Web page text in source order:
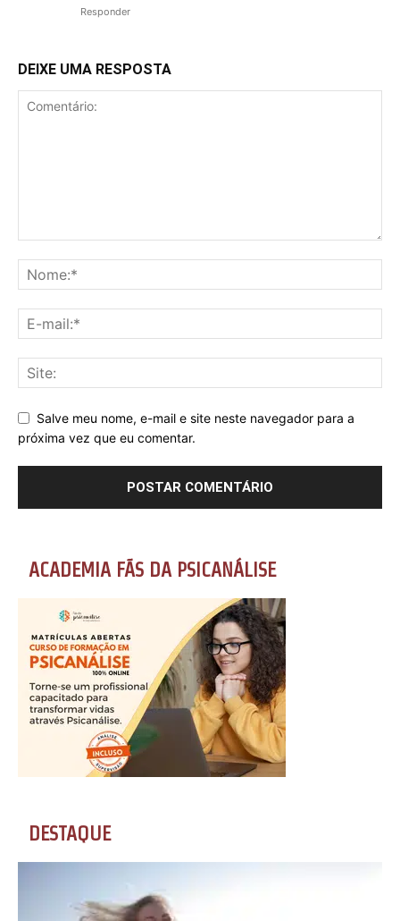
Responder
DEIXE UMA RESPOSTA
Salve meu nome, e-mail e site neste navegador para a
próxima vez que eu comentar.
ACADEMIA FÃS DA PSICANÁLISE
DESTAQUE